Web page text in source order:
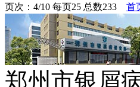
页次：4/10 每页25 总数233 首
郑州市银屑